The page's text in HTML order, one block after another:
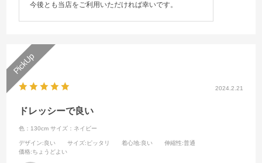
今後とも当店をご利用いただければ幸いです。
2024.2.21
ドレッシーで良い
色：130cm サイズ：ネイビー
デザイン:良い サイズ:ピッタリ 着心地:良い 伸縮性:普通
価格:ちょうどよい